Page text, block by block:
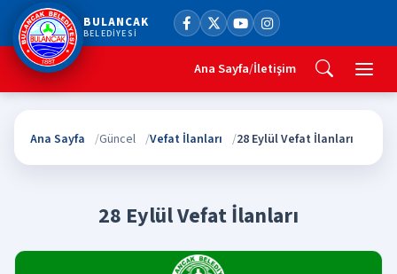
BULANCAK
BELEDİYESİ
Ana Sayfa/İletişim
Ana Sayfa Güncel Vefat İlanları 28 Eylül Vefat İlanları
28 Eylül Vefat İlanları